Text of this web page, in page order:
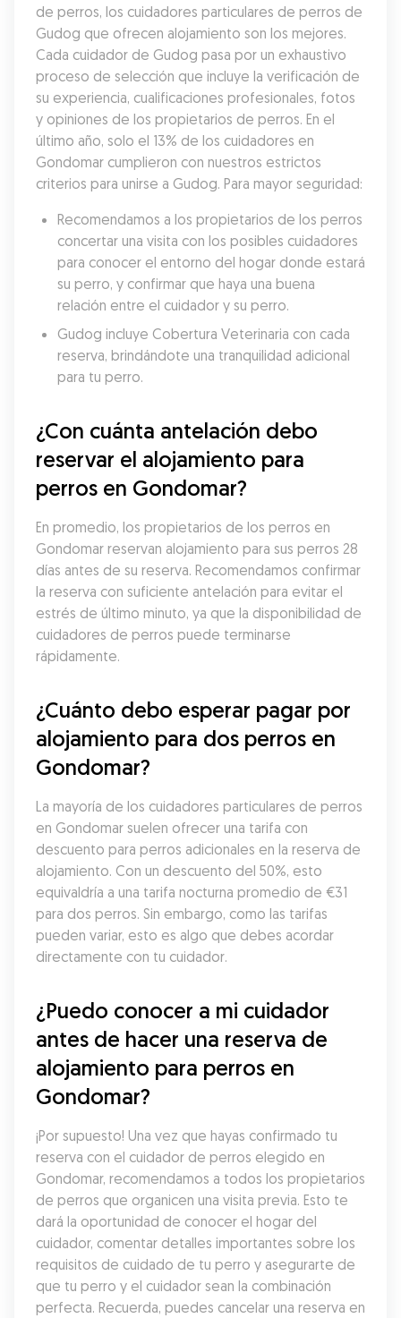
de perros, los cuidadores particulares de perros de
Gudog que ofrecen alojamiento son los mejores.
Cada cuidador de Gudog pasa por un exhaustivo
proceso de selección que incluye la verificación de
su experiencia, cualificaciones profesionales, fotos
y opiniones de los propietarios de perros. En el
último año, solo el 13% de los cuidadores en
Gondomar cumplieron con nuestros estrictos
criterios para unirse a Gudog. Para mayor seguridad:
Recomendamos a los propietarios de los perros
concertar una visita con los posibles cuidadores
para conocer el entorno del hogar donde estará
su perro, y confirmar que haya una buena
relación entre el cuidador y su perro.
Gudog incluye Cobertura Veterinaria con cada
reserva, brindándote una tranquilidad adicional
para tu perro.
¿Con cuánta antelación debo
reservar el alojamiento para
perros en Gondomar?
En promedio, los propietarios de los perros en
Gondomar reservan alojamiento para sus perros 28
días antes de su reserva. Recomendamos confirmar
la reserva con suficiente antelación para evitar el
estrés de último minuto, ya que la disponibilidad de
cuidadores de perros puede terminarse
rápidamente.
¿Cuánto debo esperar pagar por
alojamiento para dos perros en
Gondomar?
La mayoría de los cuidadores particulares de perros
en Gondomar suelen ofrecer una tarifa con
descuento para perros adicionales en la reserva de
alojamiento. Con un descuento del 50%, esto
equivaldría a una tarifa nocturna promedio de €31
para dos perros. Sin embargo, como las tarifas
pueden variar, esto es algo que debes acordar
directamente con tu cuidador.
¿Puedo conocer a mi cuidador
antes de hacer una reserva de
alojamiento para perros en
Gondomar?
¡Por supuesto! Una vez que hayas confirmado tu
reserva con el cuidador de perros elegido en
Gondomar, recomendamos a todos los propietarios
de perros que organicen una visita previa. Esto te
dará la oportunidad de conocer el hogar del
cuidador, comentar detalles importantes sobre los
requisitos de cuidado de tu perro y asegurarte de
que tu perro y el cuidador sean la combinación
perfecta. Recuerda, puedes cancelar una reserva en